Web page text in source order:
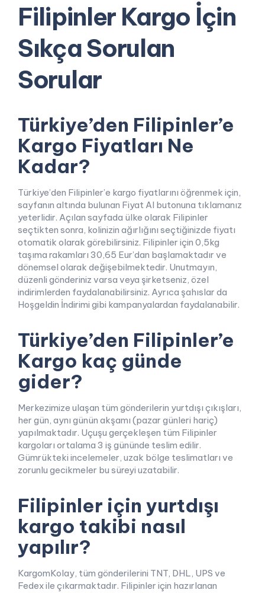
Filipinler Kargo İçin
Sıkça Sorulan
Sorular
Türkiye’den Filipinler’e
Kargo Fiyatları Ne
Kadar?
Türkiye’den Filipinler’e kargo fiyatlarını öğrenmek için,
sayfanın altında bulunan Fiyat Al butonuna tıklamanız
yeterlidir. Açılan sayfada ülke olarak Filipinler
seçtikten sonra, kolinizin ağırlığını seçtiğinizde fiyatı
otomatik olarak görebilirsiniz. Filipinler için 0,5kg
taşıma rakamları 30,65 Eur’dan başlamaktadır ve
dönemsel olarak değişebilmektedir. Unutmayın,
düzenli gönderiniz varsa veya şirketseniz, özel
indirimlerden faydalanabilirsiniz. Ayrıca şahıslar da
Hoşgeldin İndirimi gibi kampanyalardan faydalanabilir.
Türkiye’den Filipinler’e
Kargo kaç günde
gider?
Merkezimize ulaşan tüm gönderilerin yurtdışı çıkışları,
her gün, aynı günün akşamı (pazar günleri hariç)
yapılmaktadır. Uçuşu gerçekleşen tüm Filipinler
kargoları ortalama 3 iş gününde teslim edilir.
Gümrükteki incelemeler, uzak bölge teslimatları ve
zorunlu gecikmeler bu süreyi uzatabilir.
Filipinler için yurtdışı
kargo takibi nasıl
yapılır?
KargomKolay, tüm gönderilerini TNT, DHL, UPS ve
Fedex ile çıkarmaktadır. Filipinler için hazırlanan